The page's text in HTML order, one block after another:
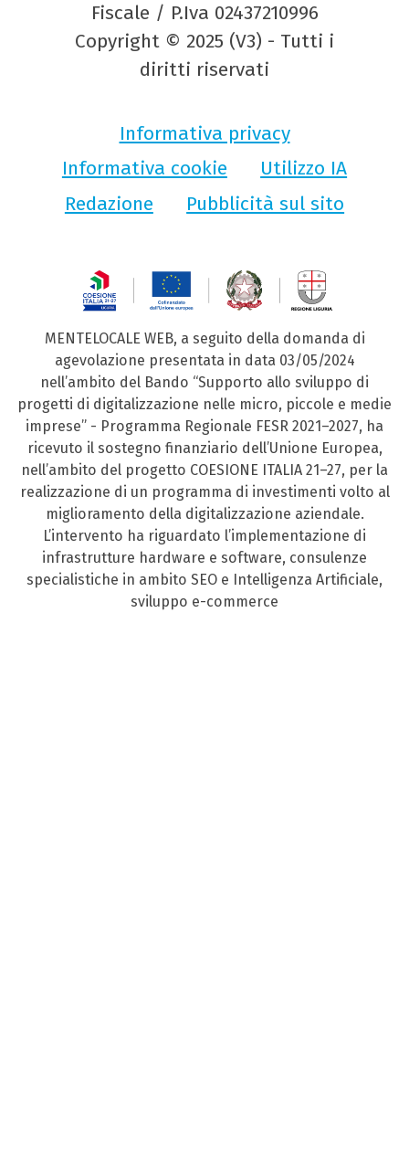
Fiscale / P.Iva 02437210996
Copyright © 2025 (V3) - Tutti i
diritti riservati
Informativa privacy
Informativa cookie
Utilizzo IA
Redazione
Pubblicità sul sito
MENTELOCALE WEB, a seguito della domanda di
agevolazione presentata in data 03/05/2024
nell’ambito del Bando “Supporto allo sviluppo di
progetti di digitalizzazione nelle micro, piccole e medie
imprese” - Programma Regionale FESR 2021–2027, ha
ricevuto il sostegno finanziario dell’Unione Europea,
nell’ambito del progetto COESIONE ITALIA 21–27, per la
realizzazione di un programma di investimenti volto al
miglioramento della digitalizzazione aziendale.
L’intervento ha riguardato l’implementazione di
infrastrutture hardware e software, consulenze
specialistiche in ambito SEO e Intelligenza Artificiale,
sviluppo e-commerce